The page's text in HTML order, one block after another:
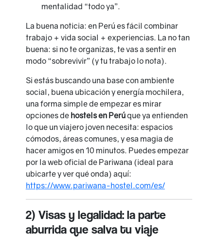
mentalidad “todo ya”.
La buena noticia: en Perú es fácil combinar
trabajo + vida social + experiencias. La no tan
buena: si no te organizas, te vas a sentir en
modo “sobrevivir” (y tu trabajo lo nota).
Si estás buscando una base con ambiente
social, buena ubicación y energía mochilera,
una forma simple de empezar es mirar
opciones de hostels en Perúque ya entienden
lo que un viajero joven necesita: espacios
cómodos, áreas comunes, y esa magia de
hacer amigos en 10 minutos. Puedes empezar
por la web oficial de Pariwana (ideal para
ubicarte y ver qué onda) aquí:
https://www.pariwana-hostel.com/es/
2) Visas y legalidad: la parte
aburrida que salva tu viaje